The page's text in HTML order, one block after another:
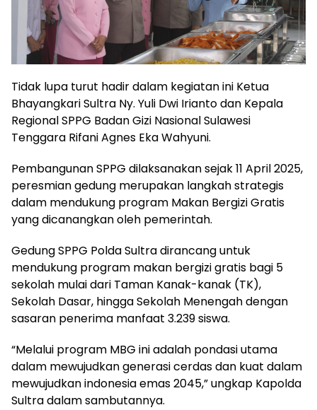
Tidak lupa turut hadir dalam kegiatan ini Ketua
Bhayangkari Sultra Ny. Yuli Dwi Irianto dan Kepala
Regional SPPG Badan Gizi Nasional Sulawesi
Tenggara Rifani Agnes Eka Wahyuni.
Pembangunan SPPG dilaksanakan sejak 11 April 2025,
peresmian gedung merupakan langkah strategis
dalam mendukung program Makan Bergizi Gratis
yang dicanangkan oleh pemerintah.
Gedung SPPG Polda Sultra dirancang untuk
mendukung program makan bergizi gratis bagi 5
sekolah mulai dari Taman Kanak-kanak (TK),
Sekolah Dasar, hingga Sekolah Menengah dengan
sasaran penerima manfaat 3.239 siswa.
“Melalui program MBG ini adalah pondasi utama
dalam mewujudkan generasi cerdas dan kuat dalam
mewujudkan indonesia emas 2045,” ungkap Kapolda
Sultra dalam sambutannya.